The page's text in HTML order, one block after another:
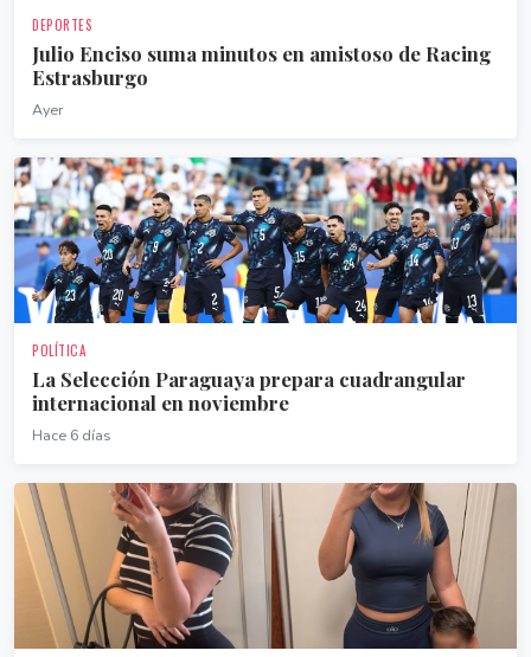
DEPORTES
Julio Enciso suma minutos en amistoso de Racing
Estrasburgo
Ayer
POLÍTICA
La Selección Paraguaya prepara cuadrangular
internacional en noviembre
Hace 6 días